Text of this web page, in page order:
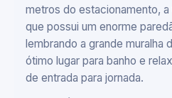
metros do estacionamento, a
que possui um enorme
lembrando a grande muralha
ótimo lugar para banho e
de entrada para jornada.